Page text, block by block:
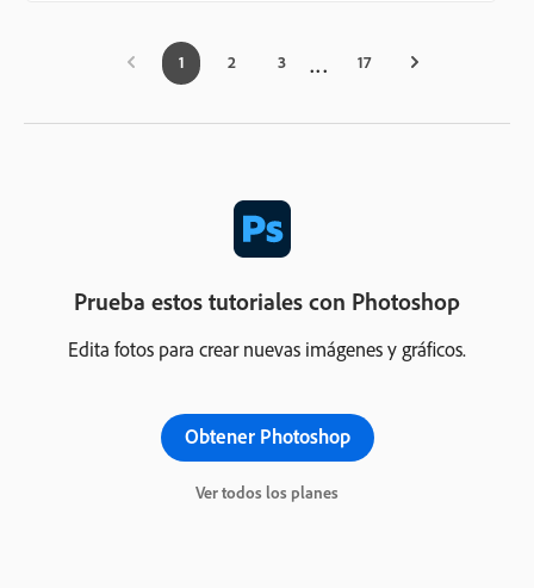
1 2 3 17
Prueba estos tutoriales con Photoshop
Edita fotos para crear nuevas imágenes y gráficos.
Obtener Photoshop
Ver todos los planes